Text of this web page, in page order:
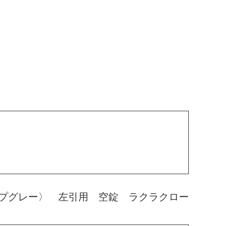
グレー〉 左引用 空錠 ラクラクロー